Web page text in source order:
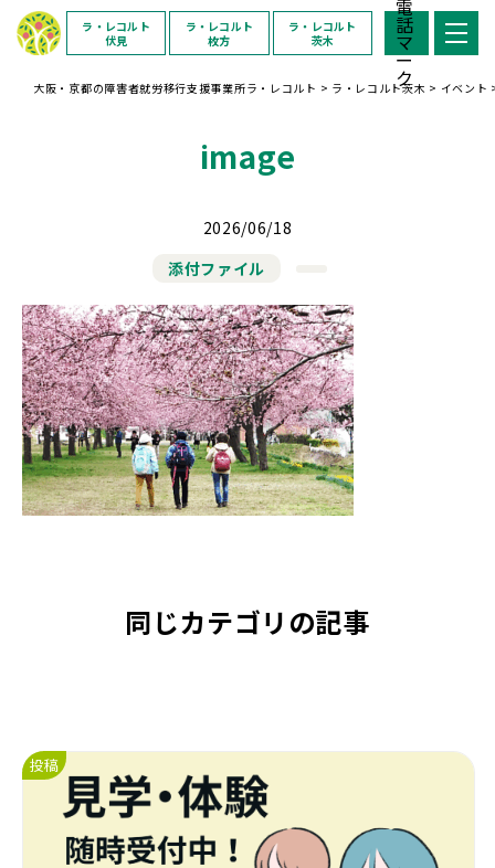
ラ・レコルト
伏見
ラ・レコルト
枚方
ラ・レコルト
茨木
大阪・京都の障害者就労移行支援事業所ラ・レコルト > ラ・レコルト茨木 > イベント
image
2026/06/18
添付ファイル
同じカテゴリの記事
投稿